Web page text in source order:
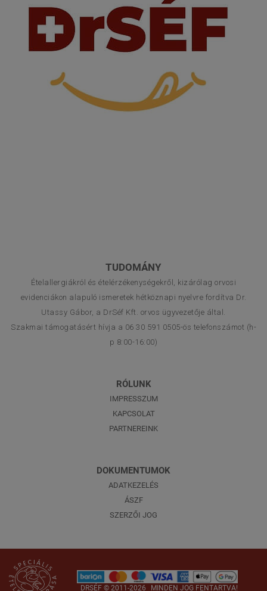
TUDOMÁNY
Ételallergiákról és ételérzékenységekről, kizárólag orvosi
evidenciákon alapuló ismeretek hétköznapi nyelvre fordítva Dr.
Utassy Gábor, a DrSéf Kft. orvos ügyvezetője által.
Szakmai támogatásért hívja a 06 30 591 0505-ös telefonszámot (h-
p 8:00-16:00)
RÓLUNK
IMPRESSZUM
KAPCSOLAT
PARTNEREINK
DOKUMENTUMOK
ADATKEZELÉS
ÁSZF
SZERZŐI JOG
DRSÉF© 2011-2026 MINDEN JOG FENTARTVA!